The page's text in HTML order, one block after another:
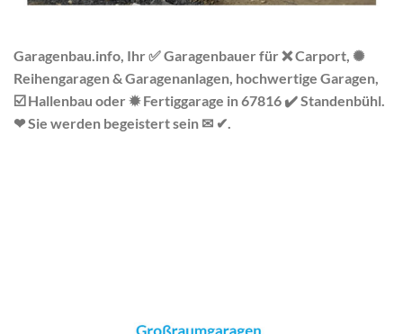
Garagenbau.info, Ihr ✅ Garagenbauer für ❌ Carport, ✺
Reihengaragen & Garagenanlagen, hochwertige Garagen,
☑️ Hallenbau oder ✹ Fertiggarage in 67816 ✔️ Standenbühl.
❤ Sie werden begeistert sein ✉ ✔.